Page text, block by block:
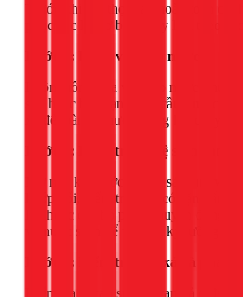
Trước khi gọi thợ, bạn hoàn toàn có
phục các lỗi cơ bản. Hãy làm theo các
Bước 1: Khóa van cấp nước
Luôn luôn khóa van cấp nước
sau hoặc bên cạnh bồn cầu) trước khi
xả để toàn bộ nước trong két chảy hết
Bước 2: Kiểm tra và vệ sinh van
Mở nắp két nước. Quan sát cụm van
khớp nối, kiểm tra xem có cặn bẩn
lọc hoặc các bộ phận chuyển động
và nước sạch để vệ sinh kỹ lưỡng rồi
Bước 3: Kiểm tra van xả và phao
Kiểm tra lá cao su của van xả ở đáy